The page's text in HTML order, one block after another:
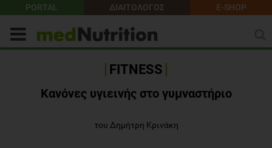
PORTAL ΔΙΑΙΤΟΛΟΓΟΣ E-SHOP
FITNESS
Κανόνες υγιεινής στο γυμναστήριο
του Δημήτρη Κρινάκη